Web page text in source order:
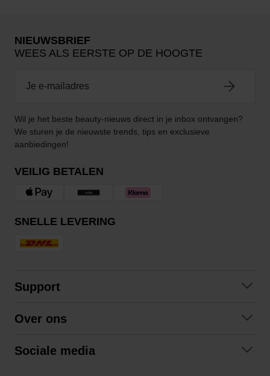
NIEUWSBRIEF
WEES ALS EERSTE OP DE HOOGTE
Wil je het beste beauty-nieuws direct in je inbox ontvangen?
We sturen je de nieuwste trends, tips en exclusieve
aanbiedingen!
VEILIG BETALEN
SNELLE LEVERING
Support
Algemene voorwaarden
Over ons
Sociale media